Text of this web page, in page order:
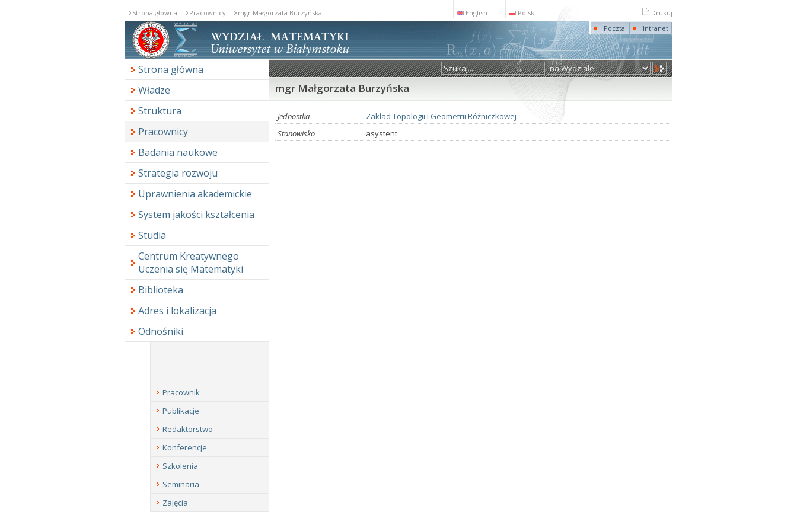
Strona główna Pracownicy mgr Małgorzata Burzyńska English Polski
Drukuj
Poczta
Intranet
Strona główna
Władze
Struktura
Pracownicy
Badania naukowe
Strategia rozwoju
Uprawnienia akademickie
System jakości kształcenia
Studia
Centrum Kreatywnego
Uczenia się Matematyki
Biblioteka
Adres i lokalizacja
Odnośniki
mgr Małgorzata Burzyńska
Jednostka
Zakład Topologii i Geometrii Różniczkowej
Stanowisko
asystent
Pracownik
Publikacje
Redaktorstwo
Konferencje
Szkolenia
Seminaria
Zajęcia